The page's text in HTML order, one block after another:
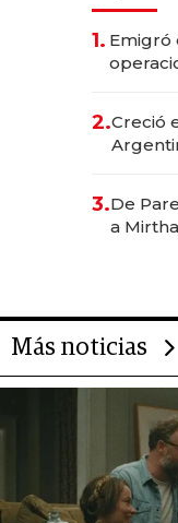
1. Emigró
2.Creció
las
3.De
a
Más noticias